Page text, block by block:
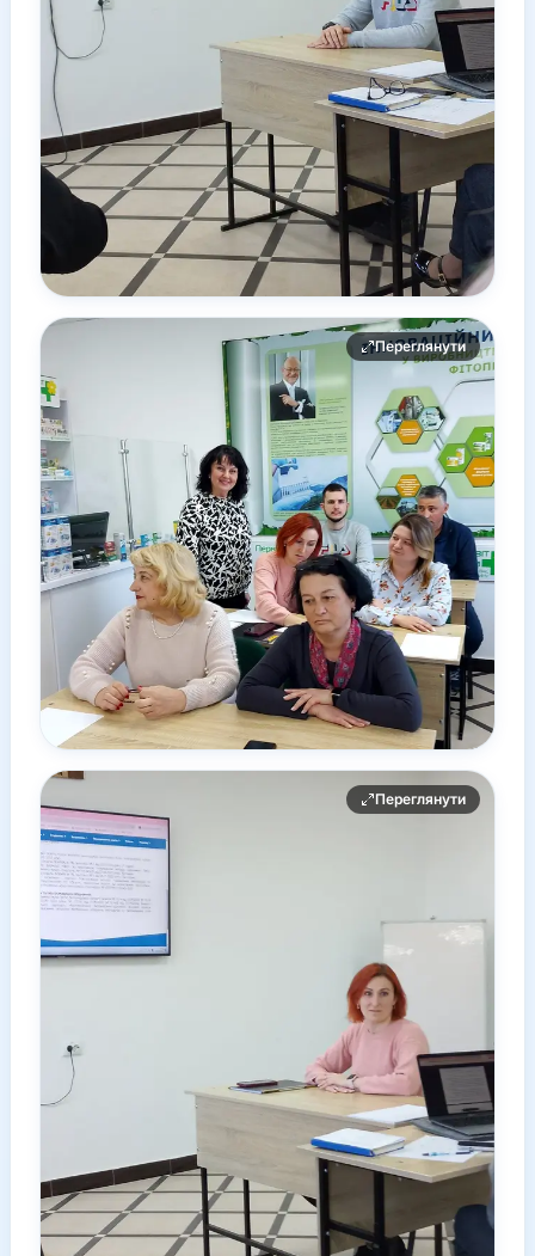
Переглянути
Переглянути